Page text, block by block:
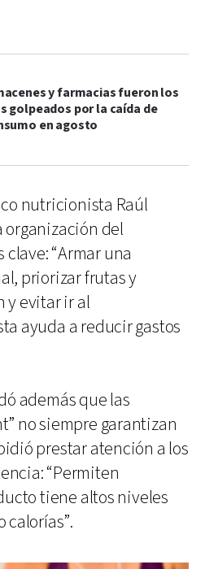
y farmacias fueron los
golpeados por la caída de
en agosto
nutricionista Raúl
organización del
“Armar una
priorizar frutas y
y evitar ir al
ayuda a reducir gastos
además que las
no siempre garantizan
prestar atención a los
“Permiten
tiene altos niveles
calorías”.